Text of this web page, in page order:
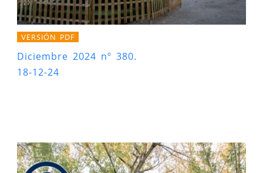
VERSIÓN PDF
Diciembre 2024 nº 380.
18-12-24